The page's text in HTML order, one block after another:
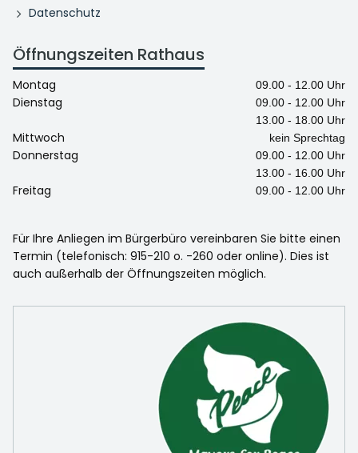
Datenschutz
Öffnungszeiten Rathaus
Montag 09.00 - 12.00 Uhr
Dienstag
09.00 - 12.00 Uhr
13.00 - 18.00 Uhr
Mittwoch kein Sprechtag
Donnerstag
09.00 - 12.00 Uhr
13.00 - 16.00 Uhr
Freitag 09.00 - 12.00 Uhr
Für Ihre Anliegen im Bürgerbüro vereinbaren Sie bitte einen
Termin (telefonisch: 915-210 o. -260 oder online). Dies ist
auch außerhalb der Öffnungszeiten möglich.